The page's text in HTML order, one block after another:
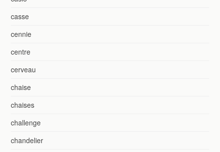
casse
cennie
centre
cerveau
chaise
chaises
challenge
chandelier